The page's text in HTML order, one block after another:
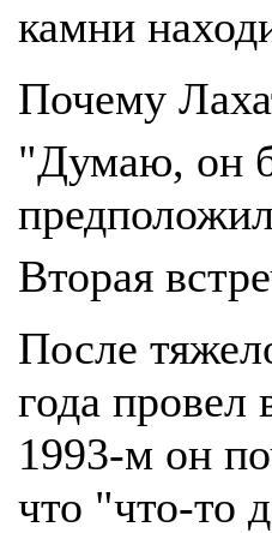
камни
Почему
"Думаю, он
Вторая
После
года провел
1993-м он
что "что-то